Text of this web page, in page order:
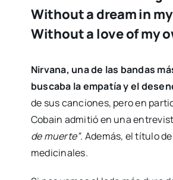
​Without a dream in
​Without a love of my
Nirvana, una de las bandas
buscaba la empatía y el
de sus canciones, pero en
Cobain admitió en una
de muerte”. Además, el título
medicinales.